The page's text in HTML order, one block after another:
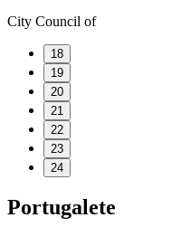
City Council of
18
19
20
21
22
23
24
Portugalete